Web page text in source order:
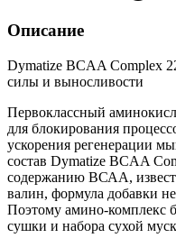
Описание
Dymatize BCAA Complex
силы и выносливости
Первоклассный
для блокирования
ускорения регенерации
состав Dymatize BCAA
содержанию ВСАА,
валин, формула добавки
Поэтому амино-комплекс
сушки и набора сухой